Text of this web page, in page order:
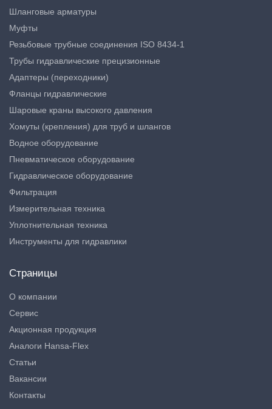
Шланговые арматуры
Муфты
Резьбовые трубные соединения ISO 8434-1
Трубы гидравлические прецизионные
Адаптеры (переходники)
Фланцы гидравлические
Шаровые краны высокого давления
Хомуты (крепления) для труб и шлангов
Водное оборудование
Пневматическое оборудование
Гидравлическое оборудование
Фильтрация
Измерительная техника
Уплотнительная техника
Инструменты для гидравлики
Страницы
О компании
Сервис
Акционная продукция
Аналоги Hansa-Flex
Статьи
Вакансии
Контакты